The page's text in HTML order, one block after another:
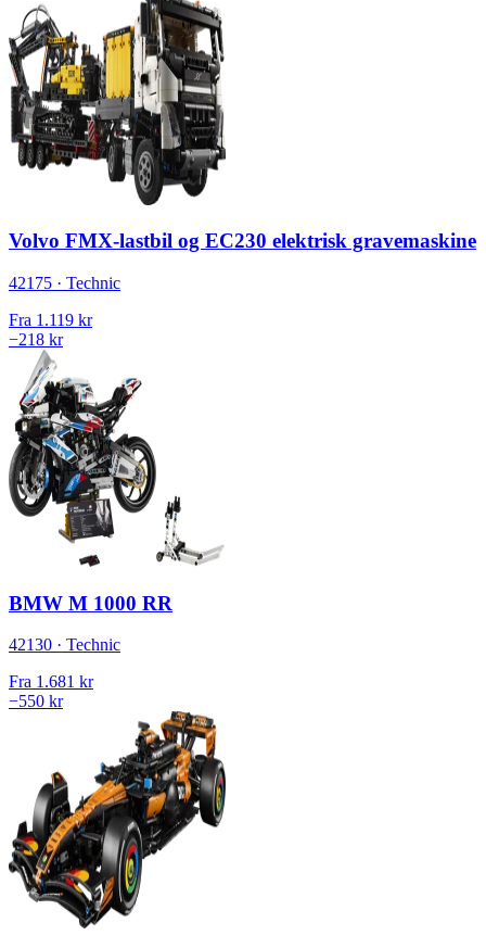
Volvo FMX-lastbil og EC230 elektrisk gravemaskine
42175 · Technic
Fra 1.119 kr
−218 kr
BMW M 1000 RR
42130 · Technic
Fra 1.681 kr
−550 kr